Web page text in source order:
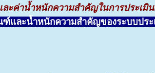
ะค่าน้ำหนักความสำคัญในการประเมิ
ฑ์และน้ำหนักความสำคัญของระบบปร